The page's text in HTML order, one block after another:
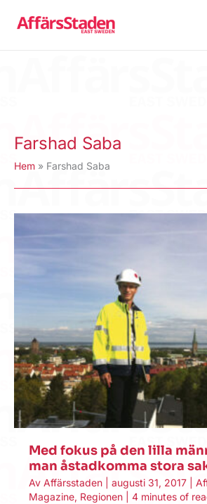
Farshad Saba
Hem Farshad Saba
Med fokus på den lilla
man åstadkomma stora
Av Affärsstaden augusti 31, 2017
Magazine, Regionen 4 minutes of